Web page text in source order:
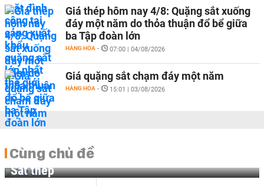
Giá thép hôm nay 4/8: Quặng sắt xuống
đáy một năm do thỏa thuận đổ bể giữa
ba Tập đoàn lớn
HÀNG HÓA - 07:00 | 04/08/2026
Giá quặng sắt chạm đáy một năm
HÀNG HÓA - 15:01 | 03/08/2026
Cùng chủ đề
Sắt thép